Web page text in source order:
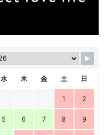
水 木 金 土 日
1 2
5 6 7 8 9